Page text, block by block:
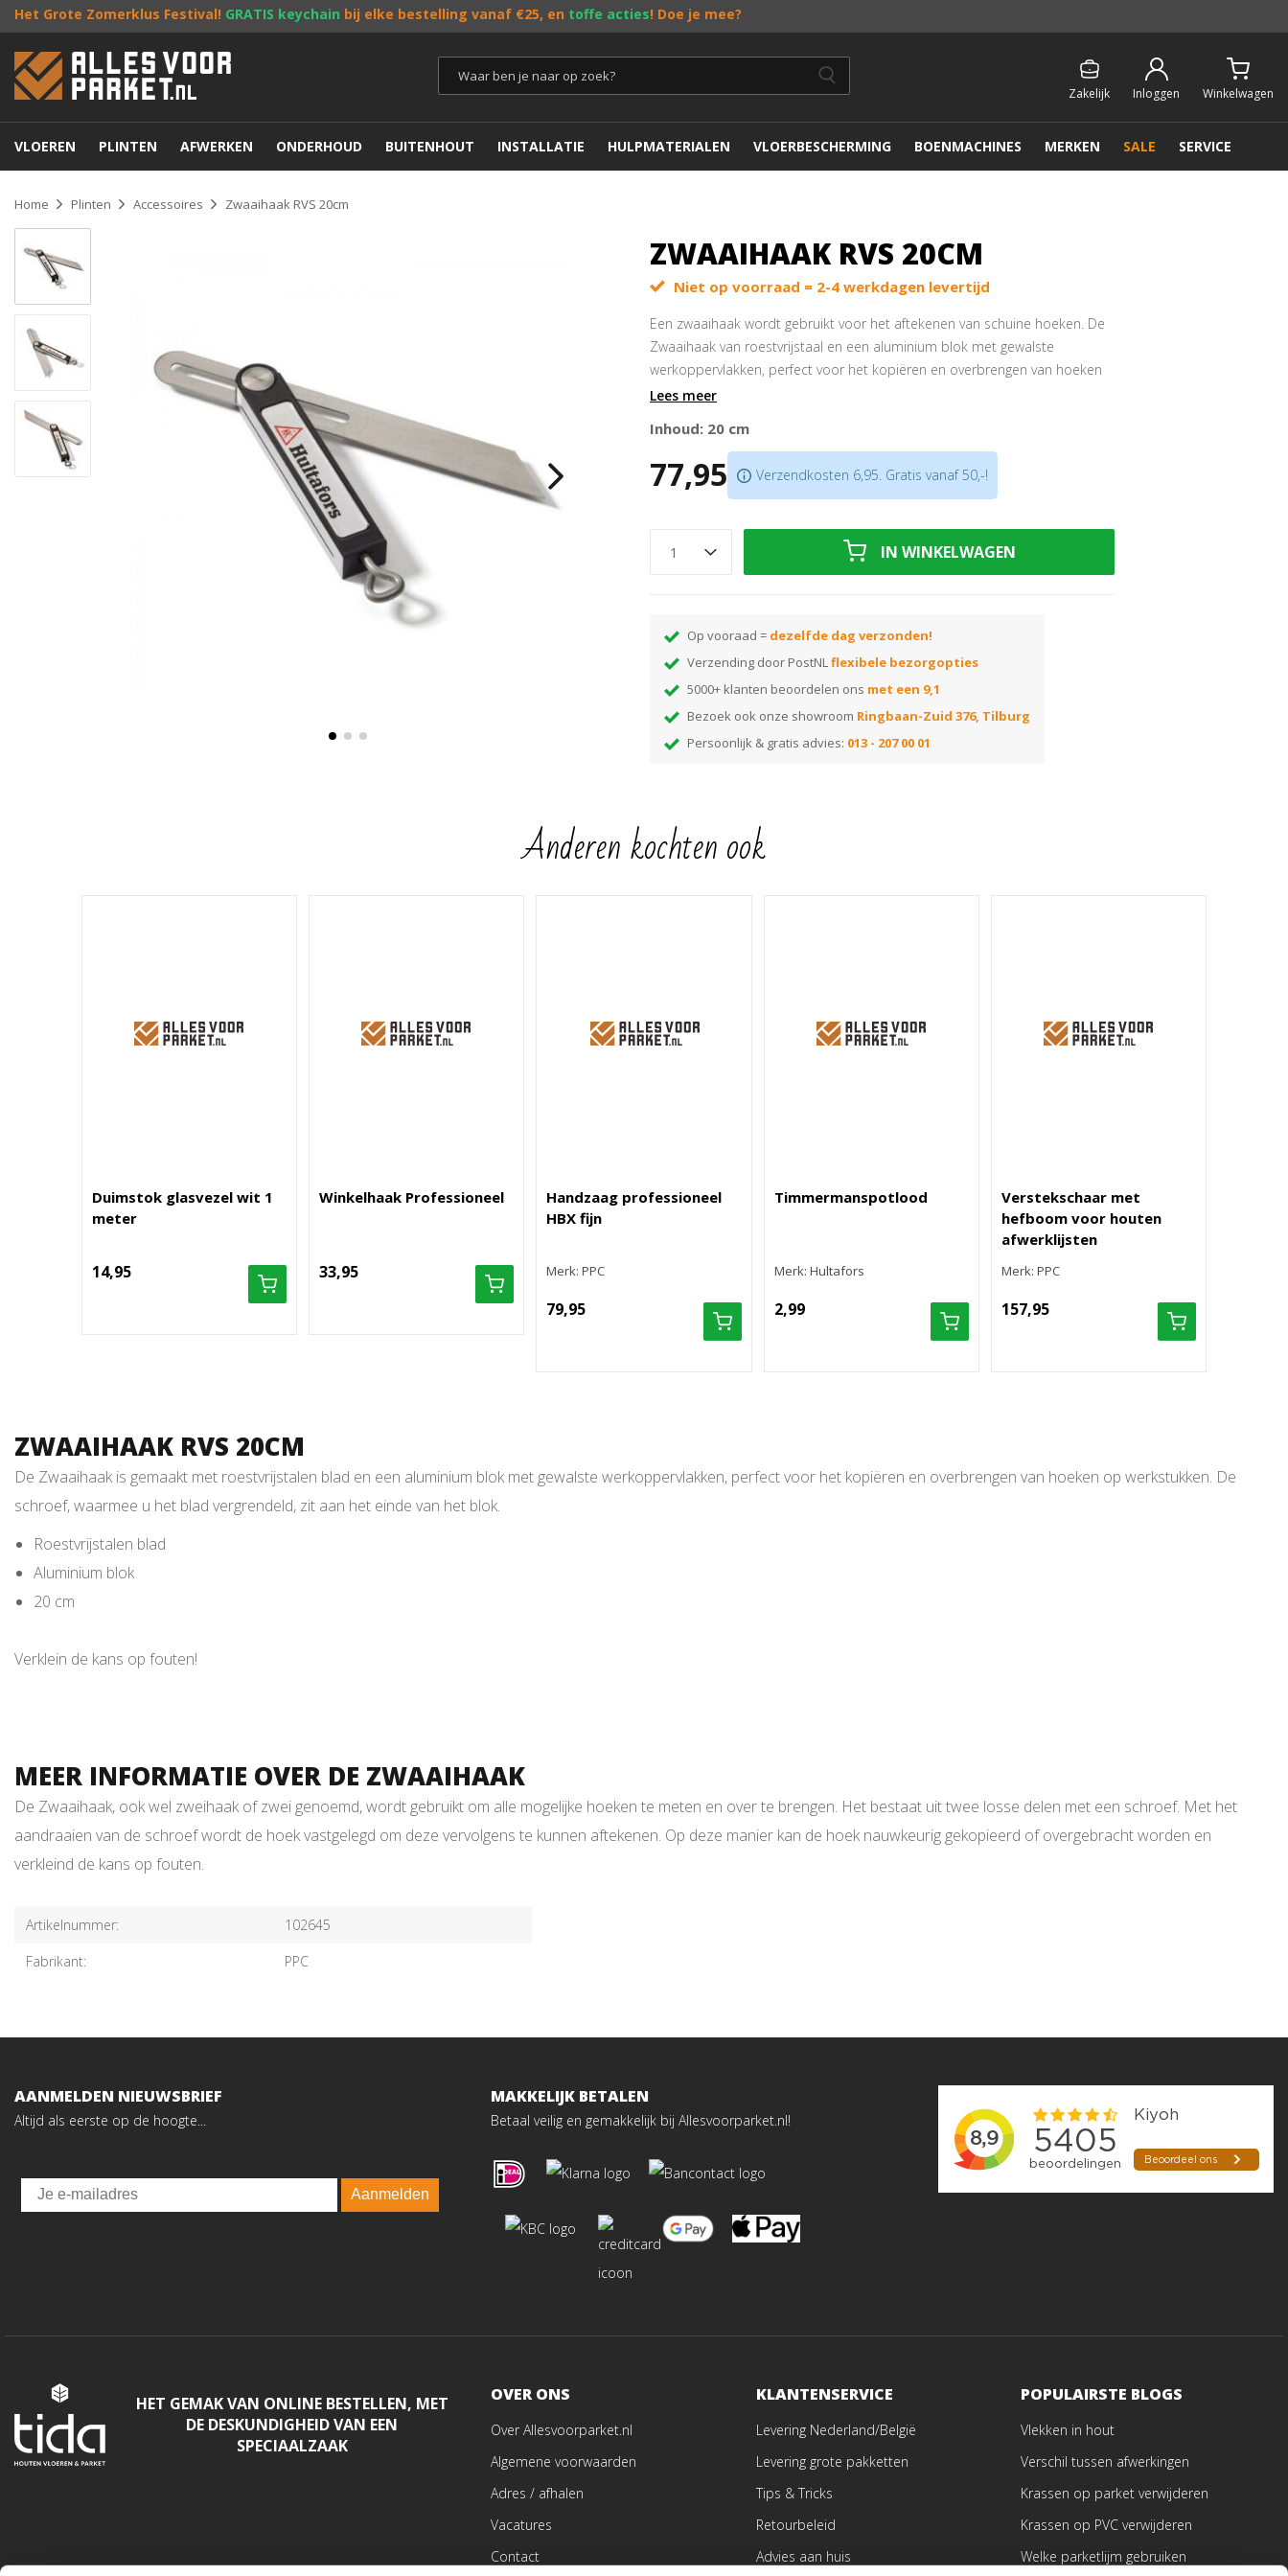
Het Grote Zomerklus Festival! GRATIS keychain bij elke bestelling vanaf €25, en toffe acties! Doe je mee?
Zakelijk Inloggen Winkelwagen
VLOEREN PLINTEN AFWERKEN ONDERHOUD BUITENHOUT INSTALLATIE HULPMATERIALEN VLOERBESCHERMING BOENMACHINES MERKEN SALE SERVICE
Home Plinten Accessoires Zwaaihaak RVS 20cm
ZWAAIHAAK RVS 20CM
Niet op voorraad = 2-4 werkdagen levertijd
Een zwaaihaak wordt gebruikt voor het aftekenen van schuine hoeken. De
Zwaaihaak van roestvrijstaal en een aluminium blok met gewalste
werkoppervlakken, perfect voor het kopiëren en overbrengen van hoeken
op diverse materialen. De schroef, waarmee u het blad vergrendeld, zit aan
Roestvrijstalen blad
Aluminium blok
Verklein de kans op fouten!
Lees meer
Inhoud: 20 cm
77,95 Verzendkosten 6,95. Gratis vanaf 50,-!
IN WINKELWAGEN
Op vooraad = dezelfde dag verzonden!
Verzending door PostNLflexibele bezorgopties
5000+ klanten beoordelen ons met een 9,1
Bezoek ook onze showroom Ringbaan-Zuid 376, Tilburg
Persoonlijk & gratis advies: 013 - 207 00 01
Anderen kochten ook
Duimstok glasvezel wit 1
meter
14,95
Winkelhaak Professioneel
33,95
Handzaag professioneel
HBX fijn
Merk: PPC
79,95
Timmermanspotlood
Merk: Hultafors
2,99
Verstekschaar met
hefboom voor houten
afwerklijsten
Merk: PPC
157,95
ZWAAIHAAK RVS 20CM
De Zwaaihaak is gemaakt met roestvrijstalen blad en een aluminium blok met gewalste werkoppervlakken, perfect voor het kopiëren en overbrengen van hoeken op werkstukken. De
schroef, waarmee u het blad vergrendeld, zit aan het einde van het blok.
Roestvrijstalen blad
Aluminium blok
20 cm
Verklein de kans op fouten!
MEER INFORMATIE OVER DE ZWAAIHAAK
De Zwaaihaak, ook wel zweihaak of zwei genoemd, wordt gebruikt om alle mogelijke hoeken te meten en over te brengen. Het bestaat uit twee losse delen met een schroef. Met het
aandraaien van de schroef wordt de hoek vastgelegd om deze vervolgens te kunnen aftekenen. Op deze manier kan de hoek nauwkeurig gekopieerd of overgebracht worden en
verkleind de kans op fouten.
Artikelnummer:
102645
Fabrikant:
PPC
AANMELDEN NIEUWSBRIEF
Altijd als eerste op de hoogte...
Email
Aanmelden
MAKKELIJK BETALEN
Betaal veilig en gemakkelijk bij Allesvoorparket.nl!
HET GEMAK VAN ONLINE BESTELLEN, MET
DE DESKUNDIGHEID VAN EEN
SPECIAALZAAK
OVER ONS
Over Allesvoorparket.nl
Algemene voorwaarden
Adres / afhalen
Vacatures
Contact
KLANTENSERVICE
Levering Nederland/België
Levering grote pakketten
Tips & Tricks
Retourbeleid
Advies aan huis
POPULAIRSTE BLOGS
Vlekken in hout
Verschil tussen afwerkingen
Krassen op parket verwijderen
Krassen op PVC verwijderen
Welke parketlijm gebruiken